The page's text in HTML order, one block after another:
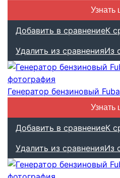
Узнать
Добавить в сравнениеК
Удалить из сравненияИз
Генератор бензиновый
Узнать
Добавить в сравнениеК
Удалить из сравненияИз